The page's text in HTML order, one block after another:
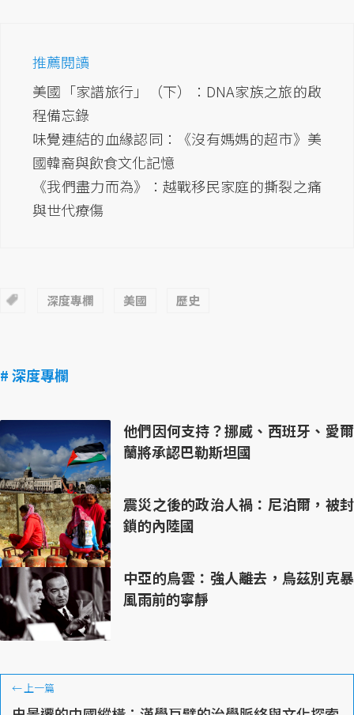
推薦閱讀
美國「家譜旅行」（下）：DNA家族之旅的啟
程備忘錄
味覺連結的血緣認同：《沒有媽媽的超市》美
國韓裔與飲食文化記憶
《我們盡力而為》：越戰移民家庭的撕裂之痛
與世代療傷
深度專欄 美國 歷史
# 深度專欄
他們因何支持？挪威、西班牙、愛爾
蘭將承認巴勒斯坦國
震災之後的政治人禍：尼泊爾，被封
鎖的內陸國
中亞的烏雲：強人離去，烏茲別克暴
風雨前的寧靜
←上一篇